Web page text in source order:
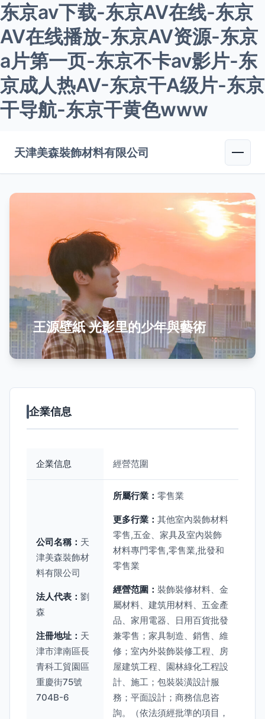
东京av下载-东京AV在线-东京
AV在线播放-东京AV资源-东京
a片第一页-东京不卡av影片-东
京成人热AV-东京干A级片-东京
干导航-东京干黄色www
天津美森裝飾材料有限公司
王源壁紙 光影里的少年與藝術
企業信息
企業信息 經營范圍
公司名稱： 天
津美森裝飾材
料有限公司
法人代表： 劉
森
注冊地址： 天
津市津南區長
青科工貿園區
重慶街75號
704B-6
所屬行業： 零售業
更多行業： 其他室內裝飾材料
零售,五金、家具及室內裝飾
材料專門零售,零售業,批發和
零售業
經營范圍： 裝飾裝修材料、金
屬材料、建筑用材料、五金產
品、家用電器、日用百貨批發
兼零售；家具制造、銷售、維
修；室內外裝飾裝修工程、房
屋建筑工程、園林綠化工程設
計、施工；包裝裝潢設計服
務；平面設計；商務信息咨
詢。（依法須經批準的項目，